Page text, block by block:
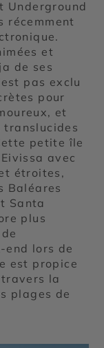
Underground
récemment
et
de ses
pas exclu
pour
et
translucides
petite île
avec
étroites,
Baléares
Santa
plus
end lors de
est propice
la
plages de